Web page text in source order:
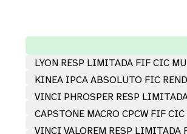
LYON RESP LIMITADA FIF CIC
KINEA IPCA ABSOLUTO FIC
VINCI PHROSPER RESP
CAPSTONE MACRO CPCW FIF
VINCI VALOREM RESP LIMITADA